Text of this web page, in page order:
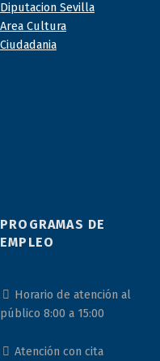
PROGRAMAS DE
EMPLEO
Horario de atención al
público 8:00 a 15:00
Atención con cita